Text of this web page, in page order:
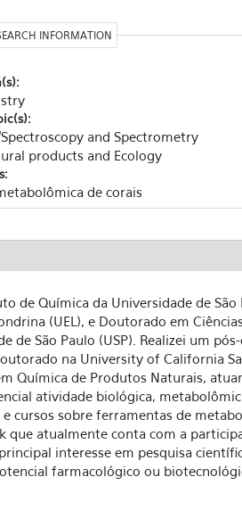
INFORMATION
and Spectrometry
products and Ecology
de corais
de Química da Universidade de
(UEL), e Doutorado em
de São Paulo (USP). Realizei um
na University of California
Química de Produtos Naturais,
atividade biológica,
cursos sobre ferramentas de
que atualmente conta com a
interesse em pesquisa
farmacológico ou